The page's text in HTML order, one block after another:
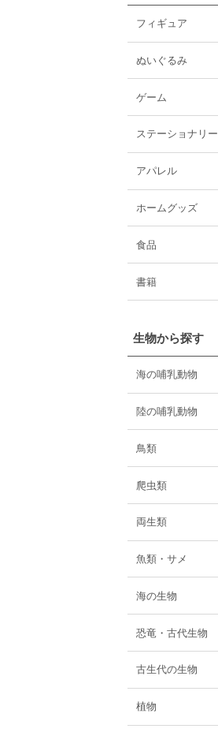
フィギュア
ぬいぐるみ
ゲーム
ステーショナリー
アパレル
ホームグッズ
食品
書籍
生物から探す
海の哺乳動物
陸の哺乳動物
鳥類
爬虫類
両生類
魚類・サメ
海の生物
恐竜・古代生物
古生代の生物
植物